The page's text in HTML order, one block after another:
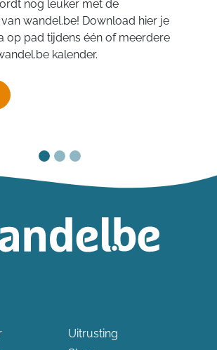
nog leuker met de
wandel.be! Download hier je
op pad tijdens één of meerdere
kalender.
Uitrusting